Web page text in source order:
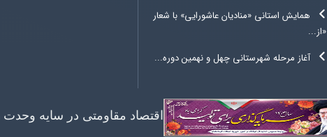
همایش استانی «منادیان عاشورایی» با شعار
«از...
آغاز مرحله شهرستانی چهل و نهمین دوره...
اقتصاد مقاومتی در سایه